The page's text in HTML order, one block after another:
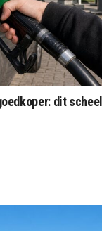
dit